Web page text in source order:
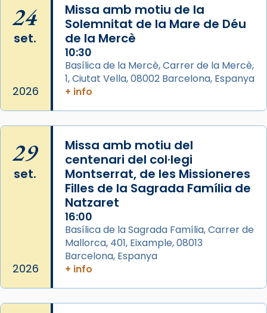
eterna”) són deixebles seves. I l’any 1667, el
frare Joan Gaspar Roig, afirma en una obra
que les santes són filles de l’antiga Iluro.
Mataró en reivindicarà les relíquies fins que
les aconseguirà el 1772. L’ofici que es canta
a la “Missa de les Santes” (“Missa de
pontifici, amb orquestra i cor, i té una
duració aproximada de tres hores. Després,
processó (recuperada el 1972) al voltant
del temple amb les relíquies de les santes.
Des de 1985 hi participa també un grup de
diablesses amb música i ball propis. Festa
gran a Mataró.
«Si vols saber què és calor, ves per les
Santes a Mataró»🥵.
24
set.
2026
Missa amb motiu de la
Solemnitat de la Mare de Déu
de la Mercè
10:30
Basílica de la Mercè, Carrer de la Mercè,
1, Ciutat Vella, 08002 Barcelona, Espanya
+ info
29
set.
2026
Missa amb motiu del
centenari del col·legi
Montserrat, de les Missioneres
Filles de la Sagrada Família de
Natzaret
16:00
Basílica de la Sagrada Família, Carrer de
Mallorca, 401, Eixample, 08013
Barcelona, Espanya
+ info